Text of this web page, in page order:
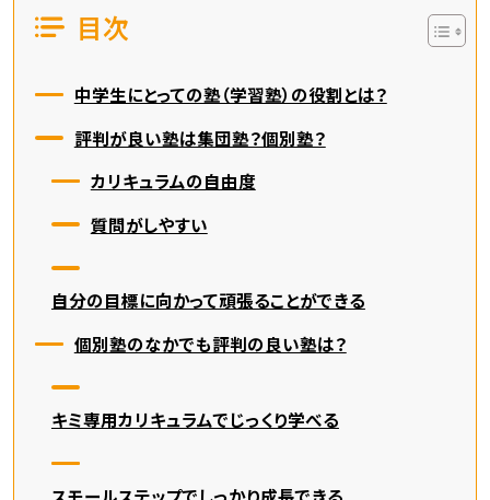
目次
中学生にとっての塾（学習塾）の役割とは？
評判が良い塾は集団塾？個別塾？
カリキュラムの自由度
質問がしやすい
自分の目標に向かって頑張ることができる
個別塾のなかでも評判の良い塾は？
キミ専用カリキュラムでじっくり学べる